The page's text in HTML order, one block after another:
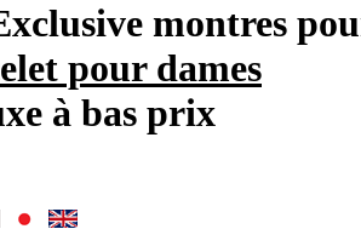
montres
pour dames
à bas prix